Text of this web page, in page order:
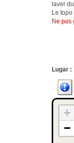
laver
Le
Ne pas
Lugar :
+
−